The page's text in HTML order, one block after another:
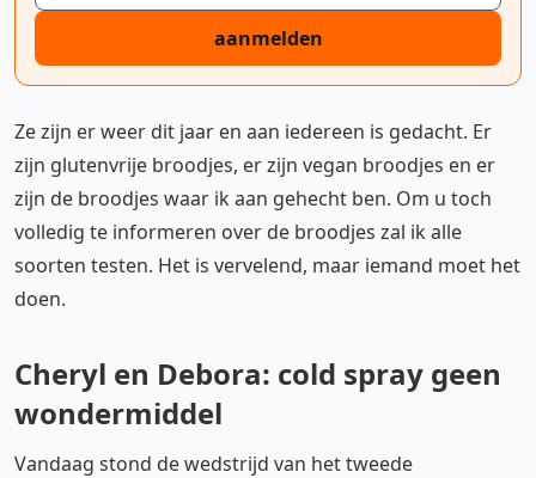
aanmelden
Ze zijn er weer dit jaar en aan iedereen is gedacht. Er
zijn glutenvrije broodjes, er zijn vegan broodjes en er
zijn de broodjes waar ik aan gehecht ben. Om u toch
volledig te informeren over de broodjes zal ik alle
soorten testen. Het is vervelend, maar iemand moet het
doen.
Cheryl en Debora: cold spray geen
wondermiddel
Vandaag stond de wedstrijd van het tweede